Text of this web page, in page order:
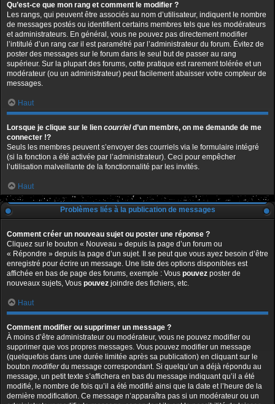
Qu’est-ce que mon rang et comment le modifier ?
Les rangs, qui peuvent être associés au nom d’utilisateur, indiquent le nombre
de messages postés ou identifient certains membres tels que les modérateurs
et administrateurs. En général, vous ne pouvez pas directement modifier
l’intitulé d’un rang car il est paramétré par l’administrateur du forum. Évitez de
poster des messages sur le forum dans le seul but de passer au rang
supérieur. Sur la plupart des forums, cette pratique est rarement tolérée et un
modérateur (ou un administrateur) peut facilement abaisser votre compteur de
messages.
Haut
Lorsque je clique sur le lien courrield’un membre, on me demande de me
connecter !?
Seuls les membres peuvent s’envoyer des courriels via le formulaire intégré
(si la fonction a été activée par l’administrateur). Ceci pour empêcher
l’utilisation malveillante de la fonctionnalité par les invités.
Haut
Problèmes liés à la publication de messages
Comment créer un nouveau sujet ou poster une réponse ?
Cliquez sur le bouton « Nouveau » depuis la page d’un forum ou
« Répondre » depuis la page d’un sujet. Il se peut que vous ayez besoin d’être
enregistré pour écrire un message. Une liste des options disponibles est
affichée en bas de page des forums, exemple : Vous pouvez poster de
nouveaux sujets, Vous pouvez joindre des fichiers, etc.
Haut
Comment modifier ou supprimer un message ?
À moins d’être administrateur ou modérateur, vous ne pouvez modifier ou
supprimer que vos propres messages. Vous pouvez modifier un message
(quelquefois dans une durée limitée après sa publication) en cliquant sur le
bouton modifierdu message correspondant. Si quelqu’un a déjà répondu au
message, un petit texte s’affichera en bas du message indiquant qu’il a été
modifié, le nombre de fois qu’il a été modifié ainsi que la date et l’heure de la
dernière modification. Ce message n’apparaîtra pas si un modérateur ou un